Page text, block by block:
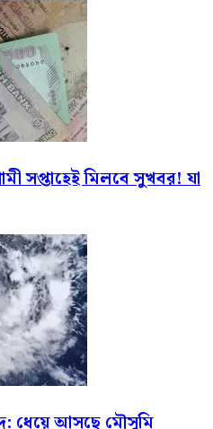
সপ্তাহেই মিলবে সুখবর! যা
ধেয়ে আসছে মৌসুমি